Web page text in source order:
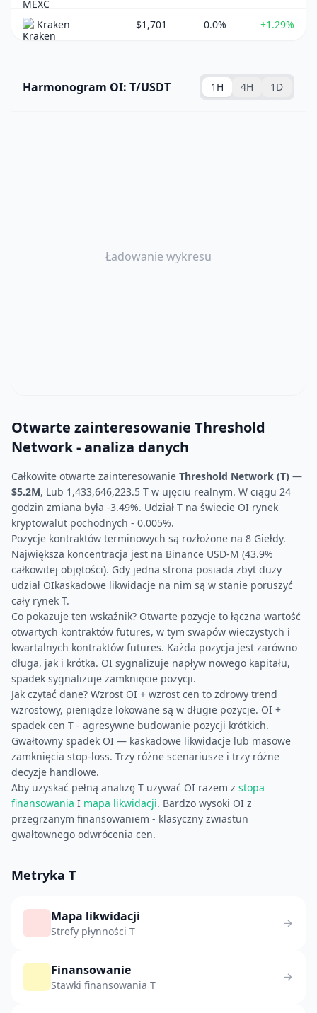
Kraken $1,701 0.0% +1.29%
Harmonogram OI: T/USDT 1H 4H 1D
Ładowanie wykresu
Otwarte zainteresowanie Threshold
Network - analiza danych
Całkowite otwarte zainteresowanie Threshold Network (T) —
$5.2M, Lub 1,433,646,223.5 T w ujęciu realnym. W ciągu 24
godzin zmiana była -3.49%. Udział T na świecie OI rynek
kryptowalut pochodnych - 0.005%.
Pozycje kontraktów terminowych są rozłożone na 8 Giełdy.
Największa koncentracja jest na Binance USD-M (43.9%
całkowitej objętości). Gdy jedna strona posiada zbyt duży
udział OIkaskadowe likwidacje na nim są w stanie poruszyć
cały rynek T.
Co pokazuje ten wskaźnik? Otwarte pozycje to łączna wartość
otwartych kontraktów futures, w tym swapów wieczystych i
kwartalnych kontraktów futures. Każda pozycja jest zarówno
długa, jak i krótka. OI sygnalizuje napływ nowego kapitału,
spadek sygnalizuje zamknięcie pozycji.
Jak czytać dane? Wzrost OI + wzrost cen to zdrowy trend
wzrostowy, pieniądze lokowane są w długie pozycje. OI +
spadek cen T - agresywne budowanie pozycji krótkich.
Gwałtowny spadek OI — kaskadowe likwidacje lub masowe
zamknięcia stop-loss. Trzy różne scenariusze i trzy różne
decyzje handlowe.
Aby uzyskać pełną analizę T używać OI razem z stopa
finansowania I mapa likwidacji. Bardzo wysoki OI z
przegrzanym finansowaniem - klasyczny zwiastun
gwałtownego odwrócenia cen.
Metryka T
Mapa likwidacji
Strefy płynności T
Finansowanie
Stawki finansowania T